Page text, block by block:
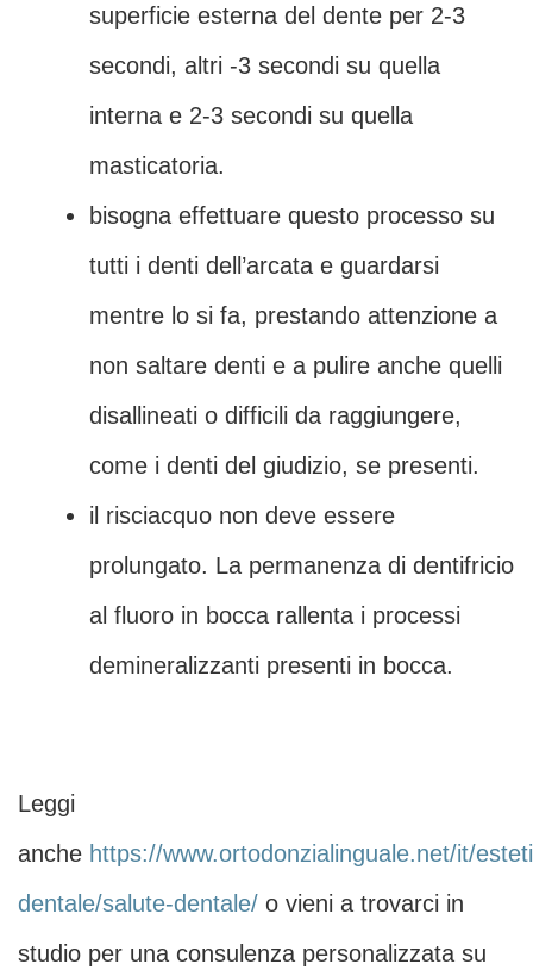
superficie esterna del dente per 2-3
secondi, altri -3 secondi su quella
interna e 2-3 secondi su quella
masticatoria.
bisogna effettuare questo processo su
tutti i denti dell’arcata e guardarsi
mentre lo si fa, prestando attenzione a
non saltare denti e a pulire anche quelli
disallineati o difficili da raggiungere,
come i denti del giudizio, se presenti.
il risciacquo non deve essere
prolungato. La permanenza di dentifricio
al fluoro in bocca rallenta i processi
demineralizzanti presenti in bocca.
Leggi
anche https://www.ortodonzialinguale.net/it/
dentale/salute-dentale/ o vieni a trovarci in
studio per una consulenza personalizzata su